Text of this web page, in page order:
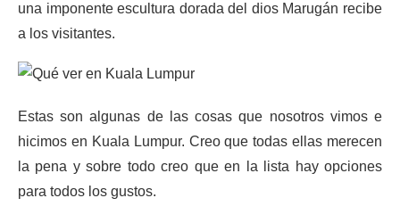
una imponente escultura dorada del dios Marugán recibe
a los visitantes.
Estas son algunas de las cosas que nosotros vimos e
hicimos en Kuala Lumpur. Creo que todas ellas merecen
la pena y sobre todo creo que en la lista hay opciones
para todos los gustos.